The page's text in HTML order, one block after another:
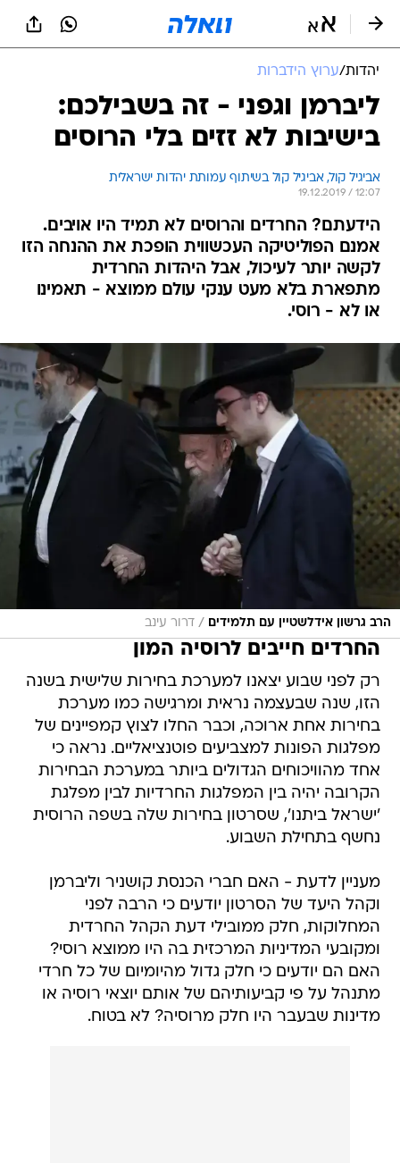
יהדות/ערוץ הידברות
ליברמן וגפני - זה בשבילכם:
בישיבות לא זזים בלי הרוסים
אביגיל קול, אביגיל קול בשיתוף עמותת יהדות ישראלית
19.12.2019 / 12:07
הידעתם? החרדים והרוסים לא תמיד היו אויבים.
אמנם הפוליטיקה העכשווית הופכת את ההנחה הזו
לקשה יותר לעיכול, אבל היהדות החרדית
מתפארת בלא מעט ענקי עולם ממוצא - תאמינו
או לא - רוסי.
הרב גרשון אידלשטיין עם תלמידים / דרור עינב
החרדים חייבים לרוסיה המון
רק לפני שבוע יצאנו למערכת בחירות שלישית בשנה
הזו, שנה שבעצמה נראית ומרגישה כמו מערכת
בחירות אחת ארוכה, וכבר החלו לצוץ קמפיינים של
מפלגות הפונות למצביעים פוטנציאליים. נראה כי
אחד מהוויכוחים הגדולים ביותר במערכת הבחירות
הקרובה יהיה בין המפלגות החרדיות לבין מפלגת
'ישראל ביתנו', שסרטון בחירות שלה בשפה הרוסית
נחשף בתחילת השבוע.
מעניין לדעת - האם חברי הכנסת קושניר וליברמן
וקהל היעד של הסרטון יודעים כי הרבה לפני
המחלוקות, חלק ממובילי דעת הקהל החרדית
ומקובעי המדיניות המרכזית בה היו ממוצא רוסי?
האם הם יודעים כי חלק גדול מהיומיום של כל חרדי
מתנהל על פי קביעותיהם של אותם יוצאי רוסיה או
מדינות שבעבר היו חלק מרוסיה? לא בטוח.